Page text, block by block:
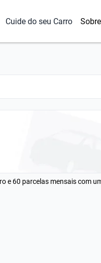
Cuide do seu Carro
60 parcelas mensais com